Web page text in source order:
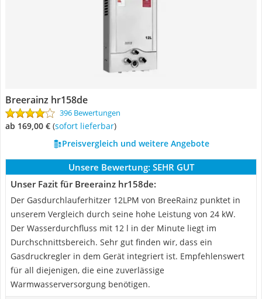
Breerainz hr158de
396 Bewertungen
ab 169,00 € ( Sofort lieferbar)
Preisvergleich und weitere Angebote
Unsere Bewertung: SEHR GUT
Unser Fazit für Breerainz hr158de:
Der Gasdurchlauferhitzer 12LPM von BreeRainz punktet in
unserem Vergleich durch seine hohe Leistung von 24 kW.
Der Wasserdurchfluss mit 12 l in der Minute liegt im
Durchschnittsbereich. Sehr gut finden wir, dass ein
Gasdruckregler in dem Gerät integriert ist. Empfehlenswert
für all diejenigen, die eine zuverlässige
Warmwasserversorgung benötigen.